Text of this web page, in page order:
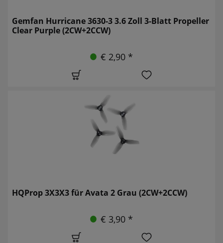
Gemfan Hurricane 3630-3 3.6 Zoll 3-Blatt Propeller
Clear Purple (2CW+2CCW)
€ 2,90 *
HQProp 3X3X3 für Avata 2 Grau (2CW+2CCW)
€ 3,90 *